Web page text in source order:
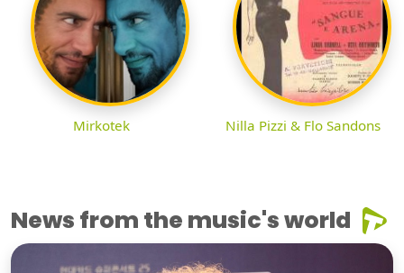
Mirkotek Nilla Pizzi & Flo Sandons
News from the music's world